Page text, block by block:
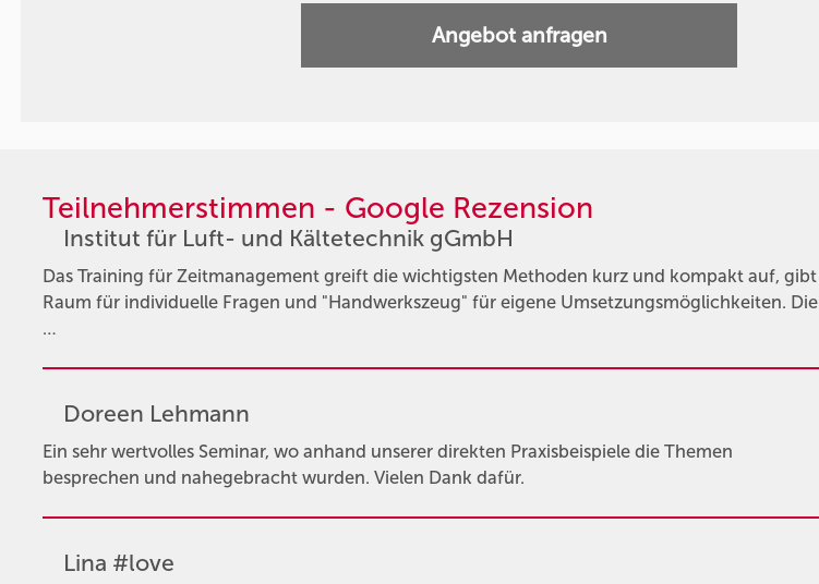
Angebot anfragen
Teilnehmerstimmen - Google Rezension
Institut für Luft- und Kältetechnik gGmbH
Das Training für Zeitmanagement greift die wichtigsten Methoden kurz und kompakt auf, gibt
Raum für individuelle Fragen und "Handwerkszeug" für eigene Umsetzungsmöglichkeiten. Die
…
Doreen Lehmann
Ein sehr wertvolles Seminar, wo anhand unserer direkten Praxisbeispiele die Themen
besprechen und nahegebracht wurden. Vielen Dank dafür.
Lina #love